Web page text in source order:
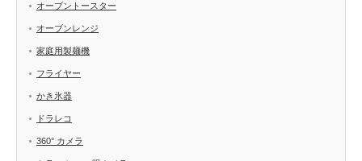
オーブントースター
オーブンレンジ
家庭用製麺機
フライヤー
かき氷器
ドラレコ
360° カメラ